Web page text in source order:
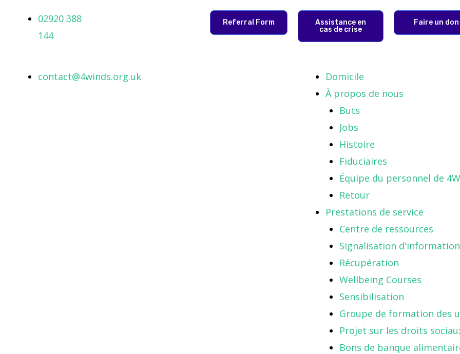
02920 388
144
Referral Form
Assistance en
cas de crise
Faire un don
contact@4winds.org.uk
Domicile
À propos de nous
Buts
Jobs
Histoire
Fiduciaires
Équipe du personnel de
Retour
Prestations de service
Centre de ressources
Signalisation
Récupération
Wellbeing Courses
Sensibilisation
Groupe de formation des
Projet sur les droits
Bons de banque